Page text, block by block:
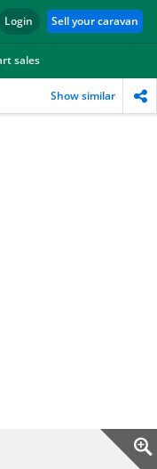
Login Sell your caravan
sales
Show similar